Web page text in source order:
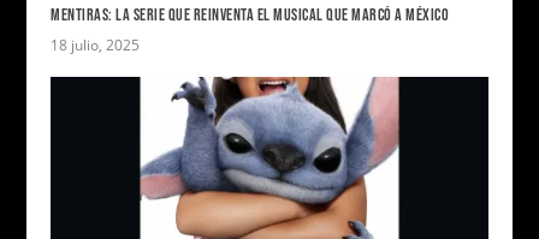
MENTIRAS: LA SERIE QUE REINVENTA EL MUSICAL QUE MARCÓ A MÉXICO
18 julio, 2025